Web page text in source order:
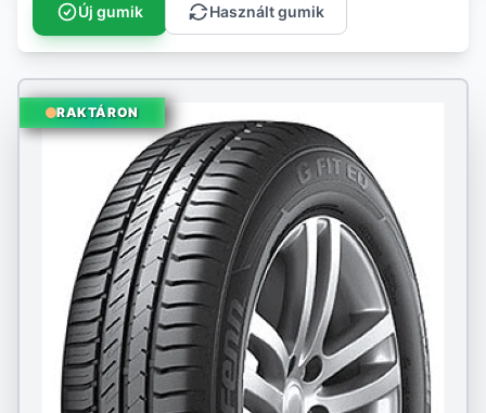
Kenda
Kingstar
Kleber
Kormoran
Kumho
Landspider
Lassa
Laufenn
Új gumik Használt gumik
RAKTÁRON